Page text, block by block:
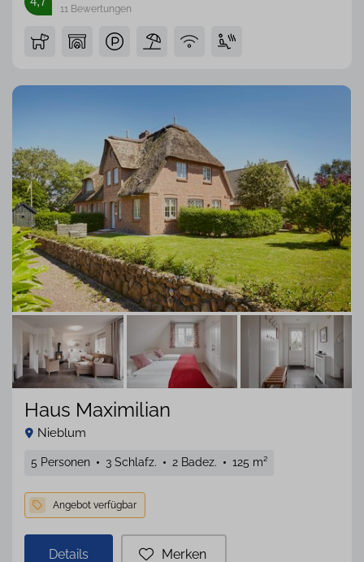
Filter löschen
11 Bewertungen
Haus Maximilian
Nieblum
5 Personen 3 Schlafz. 2 Badez. 125 m²
Details Merken